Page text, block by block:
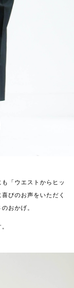
「ウエストからヒッ
びのお声をいただく
おかげ。